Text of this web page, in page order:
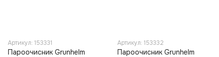
Артикул: 153331
Пароочисник Grunhelm
Артикул: 153332
Пароочисник Grunhelm